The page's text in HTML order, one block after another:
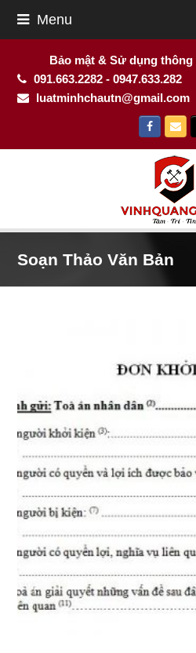
Menu
Bảo mật & Sử dụng thông
091.663.2282 - 0947.633.282
luatminhchautn@gmail.com
Soạn Thảo Văn Bản